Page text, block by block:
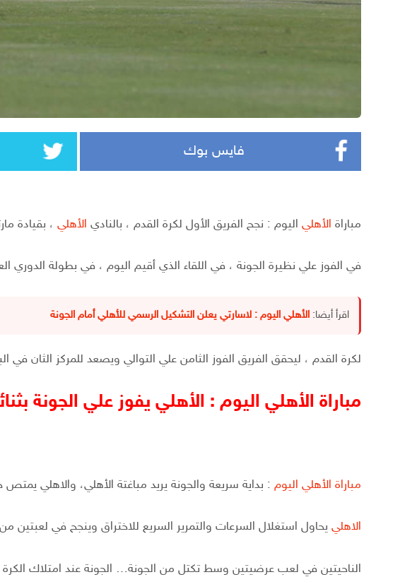
فايس بوك
مباراة الأهلي اليوم : نجح الفريق الأول لكرة القدم ، بالنادي الأهلي ، بقيادة
في الفوز علي نظيرة الجونة ، في اللقاء الذي أقيم اليوم ، في بطولة الدوري
اقرأ أيضا: الأهلي اليوم : لاسارتي يعلن التشكيل الرسمي للأهلي أمام الجونة
لكرة القدم ، ليحقق الفريق الفوز الثامن علي التوالي ويصعد للمركز الثان في
مباراة الأهلي اليوم : الأهلي يفوز علي الجونة
مباراة الأهلي اليوم : بداية سريعة والجونة يريد مباغتة الأهلي، والاهلي
الاهلي يحاول استغلال السرعات والتمرير السريع للاختراق وينجح في لعبتين من
الناحيتين في لعب عرضيتين وسط تكتل من الجونة… الجونة عند امتلاك